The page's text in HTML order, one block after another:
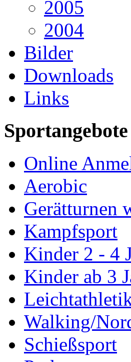
2005
2004
Bilder
Downloads
Links
Sportangebote
Online
Aerobic
Gerätturnen
Kampfsport
Kinder 2 - 4
Kinder ab 3
Walking/
Schießsport